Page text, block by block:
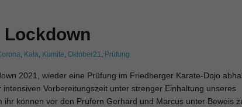
Lockdown
, Kata, Kumite, Oktober21, Prüfung
2021, wieder eine Prüfung im Friedberger Karate-Dojo
Vorbereitungszeit unter strenger Einhaltung unseres
können vor den Prüfern Gerhard und Marcus unter Beweis